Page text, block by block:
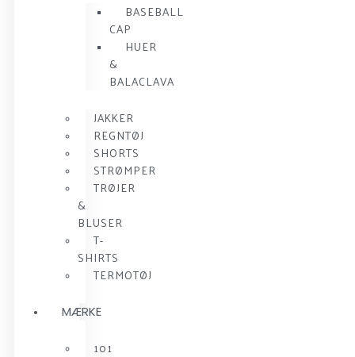
BASEBALL
CAP
HUER
&
BALACLAVA
JAKKER
REGNTØJ
SHORTS
STRØMPER
TRØJER
&
BLUSER
T-
SHIRTS
TERMOTØJ
MÆRKE
101